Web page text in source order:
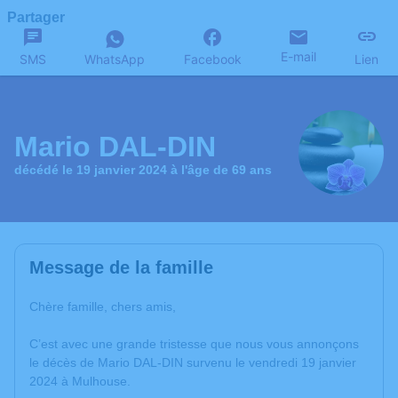
Partager
SMS WhatsApp Facebook E-mail Lien
Mario DAL-DIN
décédé le 19 janvier 2024 à l'âge de 69 ans
Message de la famille
Chère famille, chers amis,
C’est avec une grande tristesse que nous vous annonçons
le décès de Mario DAL-DIN survenu le vendredi 19 janvier
2024 à Mulhouse.